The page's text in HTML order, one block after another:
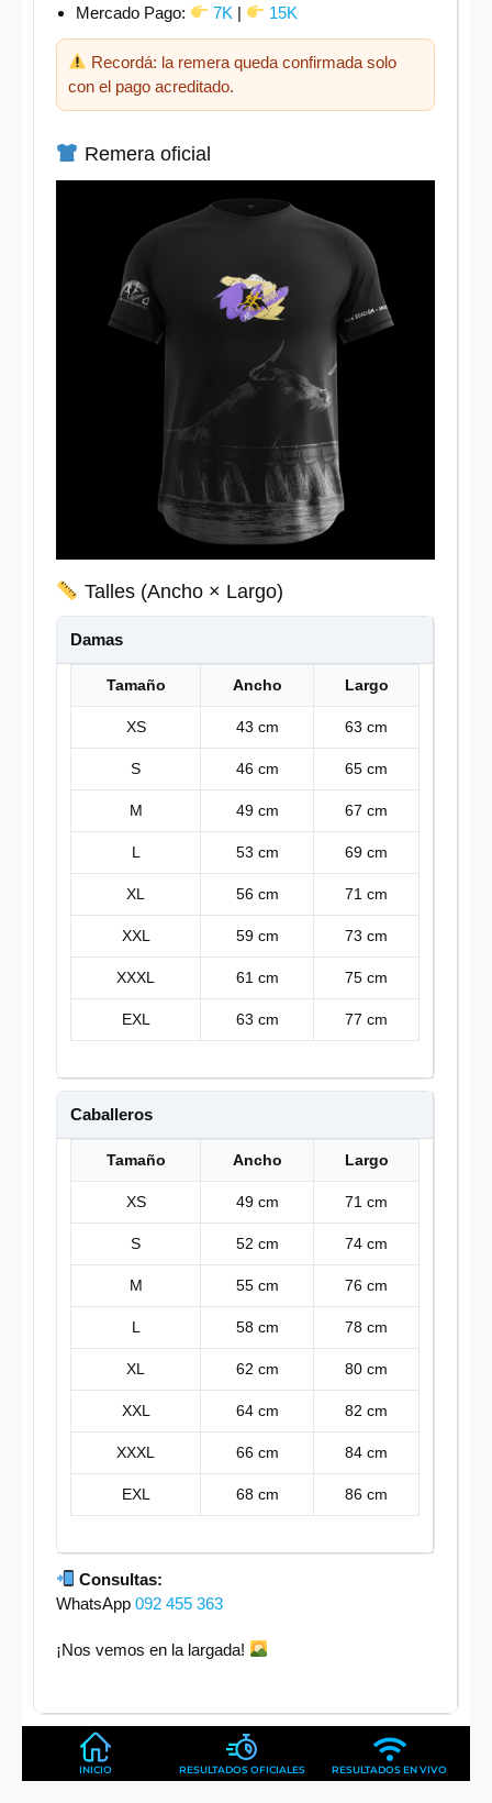
Mercado Pago:
7K | 15K
Recordá: la remera queda confirmada solo
con el pago acreditado.
Remera oficial
Talles (Ancho × Largo)
Damas
Tamaño Ancho Largo
XS 43 cm 63 cm
S 46 cm 65 cm
M 49 cm 67 cm
L 53 cm 69 cm
XL 56 cm 71 cm
XXL 59 cm 73 cm
XXXL 61 cm 75 cm
EXL 63 cm 77 cm
Caballeros
Tamaño Ancho Largo
XS 49 cm 71 cm
S 52 cm 74 cm
M 55 cm 76 cm
L 58 cm 78 cm
XL 62 cm 80 cm
XXL 64 cm 82 cm
XXXL 66 cm 84 cm
EXL 68 cm 86 cm
Consultas:
WhatsApp 092 455 363
¡Nos vemos en la largada!
INICIO RESULTADOS OFICIALES RESULTADOS EN VIVO